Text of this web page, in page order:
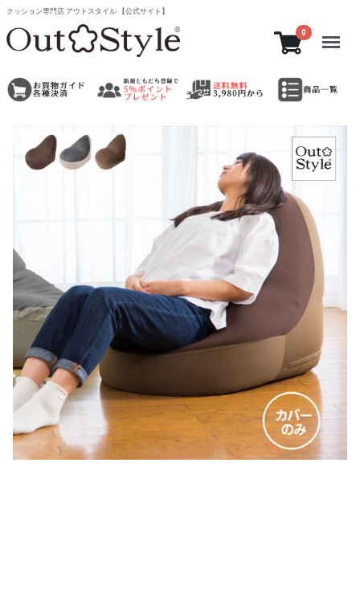
クッション専門店 アウトスタイル 【公式サイト】
0